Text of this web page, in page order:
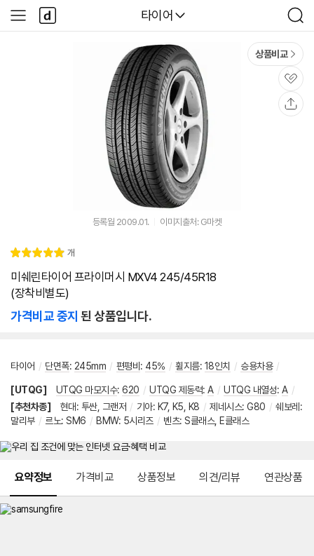
다나와
타이어
검
색
사
이
다
나
와
상품비교
관
심
등록월 2009.01. 이미지출처: G마켓
별
5.
리
개
미쉐린타이어 프라이머시 MXV4 245/45R18
(장착비별도)
가격비교 중지 된 상품입니다.
타이어 / 단면폭: 245mm / 편평비 : 45% / 휠지름: 18인치 / 승용차용 /
[UTQG] UTQG 마모지수: 620 / UTQG 제동력: A / UTQG 내열성: A /
[추천차종]
현대: 투싼, 그랜저 / 기아: K7, K5 K8 / 제네시스: G80 / 쉐보레 :
말리부 / 르노: SM6 / BMW: 5시리즈 / 벤츠: S클래스, E클래스
요약정보 가격비교 상품정보 의견/리뷰 연관상품